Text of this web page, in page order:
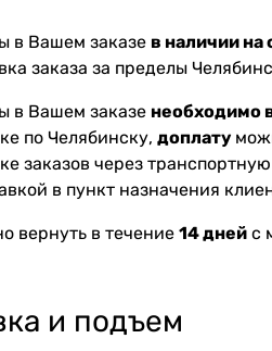
в Вашем заказе в наличии на
заказа за пределы
в Вашем заказе необходимо
по Челябинску, доплату
заказов через
в пункт назначения
вернуть в течение 14 дней с
и подъем